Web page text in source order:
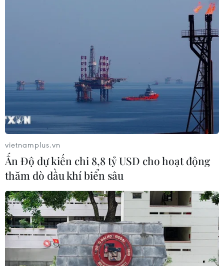
Đại hội X Mặt trận Tổ quốc: Phát huy sức
mạnh đại đoàn kết trong kỷ nguyên mới
17/10/2024 04:22
1.052 đại biểu đại diện cho tất cả tầng lớp nhân dân,
các giai cấp, dân tộc, tôn giáo... dự Đại hội lần thứ X
Mặt trận Tổ quốc Việt Nam là hình ảnh tiêu biểu của
khối đại đoàn kết toàn dân tộc.
vietnamplus.vn
Ấn Độ dự kiến chi 8,8 tỷ USD cho hoạt động
thăm dò dầu khí biển sâu